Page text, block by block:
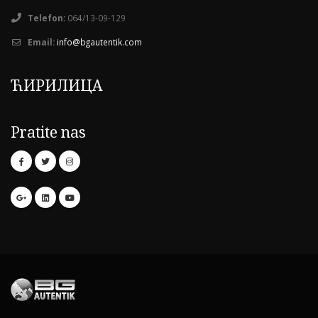
Telefon: 064/13-09-129
Email: info@bgautentik.com
ЋИРИЛИЦА
Pratite nas